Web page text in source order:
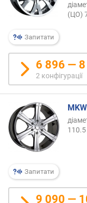
Запитати
(ЦО)
6 896 —
2 конфігурації
Запитати
9 090 —